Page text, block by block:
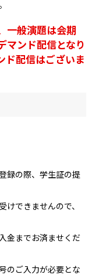
一般演題は会期
マンド配信となり
ド配信はございま
登録の際、学生証の提
できませんので、
金までお済ませくだ
のご入力が必要とな